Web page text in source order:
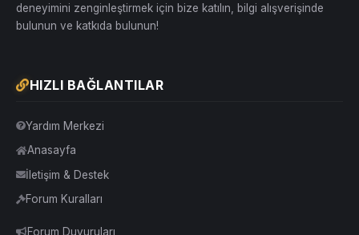
deneyimini zenginleştirmek için bize katılın, bilgi alışverişinde
bulunun ve katkıda bulunun!
HIZLI BAĞLANTILAR
Yardım Merkezi
Anasayfa
İletişim & Destek
Forum Kuralları
Forum Duyuruları